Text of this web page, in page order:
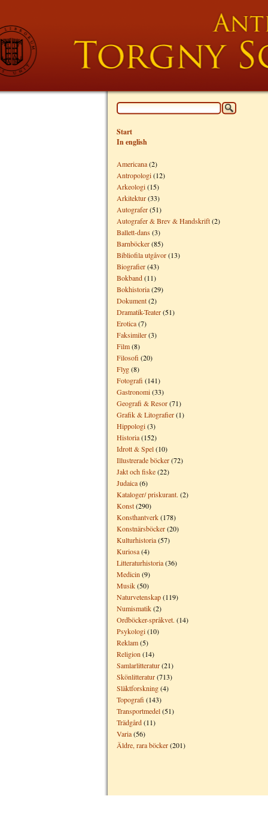
Start
In english
Americana(2)
Antropologi(12)
Arkeologi(15)
Arkitektur(33)
Autografer(51)
Autografer & Brev & Handskrift(2)
Ballett-dans (3)
Barnböcker(85)
Bibliofila utgåvor(13)
Biografier(43)
Bokband(11)
Bokhistoria(29)
Dokument(2)
Dramatik-Teater(51)
Erotica(7)
Faksimiler(3)
Film(8)
Filosofi (20)
Flyg(8)
Fotografi (141)
Gastronomi(33)
Geografi & Resor(71)
Grafik & Litografier(1)
Hippologi(3)
Historia(152)
Idrott & Spel(10)
Illustrerade böcker(72)
Jakt och fiske(22)
Judaica(6)
Kataloger/ priskurant. (2)
Konst(290)
Konsthantverk(178)
Konstnärsböcker(20)
Kulturhistoria(57)
Kuriosa(4)
Litteraturhistoria(36)
Medicin (9)
Musik(50)
Naturvetenskap(119)
Numismatik(2)
Ordböcker-språkvet. (14)
Psykologi(10)
Reklam(5)
Religion (14)
Samlarlitteratur(21)
Skönlitteratur(713)
Släktforskning(4)
Topografi (143)
Transportmedel(51)
Trädgård(11)
Varia(56)
Äldre, rara böcker(201)